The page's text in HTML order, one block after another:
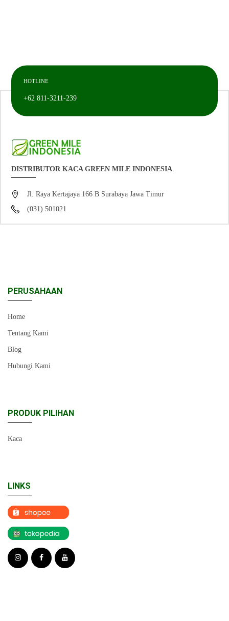
HOTLINE
+62 811-3211-239
DISTRIBUTOR KACA GREEN MILE INDONESIA
Jl. Raya Kertajaya 166 B Surabaya Jawa Timur
(031) 501021
PERUSAHAAN
Home
Tentang Kami
Blog
Hubungi Kami
PRODUK PILIHAN
Kaca
LINKS